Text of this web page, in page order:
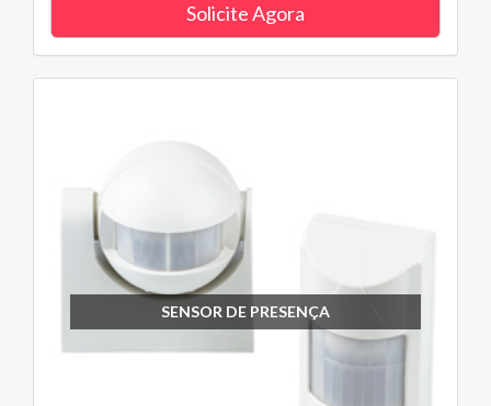
Solicite Agora
SENSOR DE PRESENÇA